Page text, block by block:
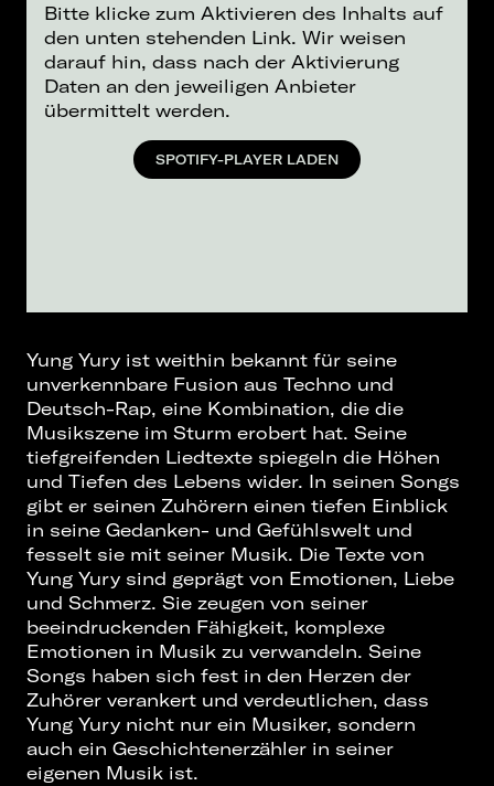
Bitte klicke zum Aktivieren des Inhalts auf
den unten stehenden Link. Wir weisen
darauf hin, dass nach der Aktivierung
Daten an den jeweiligen Anbieter
übermittelt werden.
SPOTIFY-PLAYER LADEN
Yung Yury ist weithin bekannt für seine
unverkennbare Fusion aus Techno und
Deutsch-Rap, eine Kombination, die die
Musikszene im Sturm erobert hat. Seine
tiefgreifenden Liedtexte spiegeln die Höhen
und Tiefen des Lebens wider. In seinen Songs
gibt er seinen Zuhörern einen tiefen Einblick
in seine Gedanken- und Gefühlswelt und
fesselt sie mit seiner Musik. Die Texte von
Yung Yury sind geprägt von Emotionen, Liebe
und Schmerz. Sie zeugen von seiner
beeindruckenden Fähigkeit, komplexe
Emotionen in Musik zu verwandeln. Seine
Songs haben sich fest in den Herzen der
Zuhörer verankert und verdeutlichen, dass
Yung Yury nicht nur ein Musiker, sondern
auch ein Geschichtenerzähler in seiner
eigenen Musik ist.